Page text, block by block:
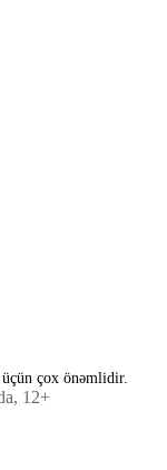
çox önəmlidir.
12+